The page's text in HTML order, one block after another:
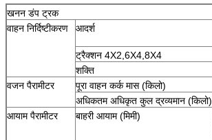
खनन डंप ट्रक
वाहन निर्दिष्टीकरण
आदर्श
ट्रैक्शन 4X2,6X4,8X4
शक्ति
वजन पैरामीटर
पूरा वाहन कर्क मास (किलो)
अधिकतम अधिकृत कुल द्रव्यमान (किलो)
आयाम पैरामीटर
बाहरी आयाम (मिमी)